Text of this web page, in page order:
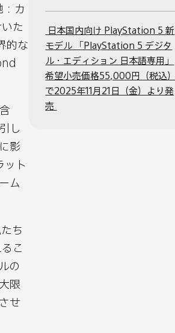
カ
た
的な
し
影
ット
ム
ち
こ
の
限
せ
日本国内向け PlayStation 5 新
モデル 「PlayStation 5 デジタ
ル・エディション 日本語専用」
希望小売価格55,000円（税込）
で2025年11月21日（金）より発
売